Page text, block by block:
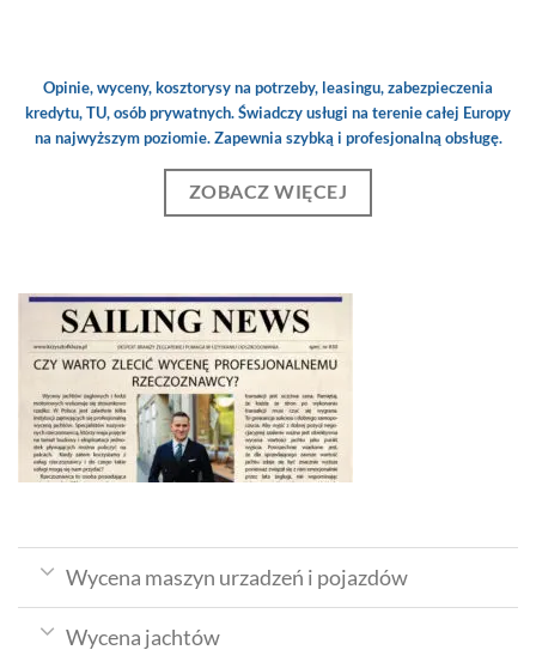
Opinie, wyceny, kosztorysy na potrzeby, leasingu, zabezpieczenia
kredytu, TU, osób prywatnych. Świadczy usługi na terenie całej Europy
na najwyższym poziomie. Zapewnia szybką i profesjonalną obsługę.
ZOBACZ WIĘCEJ
Wycena maszyn urzadzeń i pojazdów
Wycena jachtów